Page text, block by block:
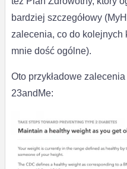
bardziej szczegółowy
zalecenia, co do kolejnych
mnie dość ogólne).
Oto przykładowe
23andMe: